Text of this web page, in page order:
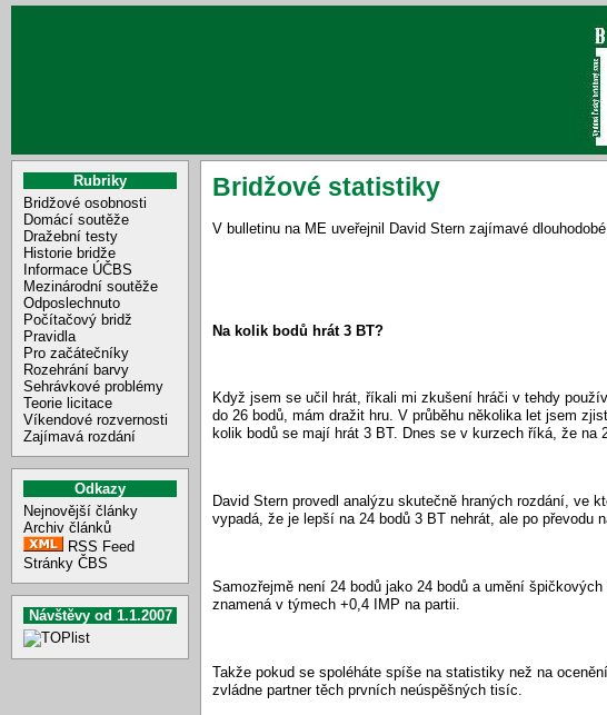
Rubriky
Bridžové osobnosti
Domácí soutěže
Dražební testy
Historie bridže
Informace ÚČBS
Mezinárodní soutěže
Odposlechnuto
Počítačový bridž
Pravidla
Pro začátečníky
Rozehrání barvy
Sehrávkové problémy
Teorie licitace
Víkendové rozvernosti
Zajímavá rozdání
Odkazy
Nejnovější články
Archiv článků
RSS Feed
Stránky ČBS
Návštěvy od 1.1.2007
Bridžové statistiky
V bulletinu na ME uveřejnil David Stern zajímavé
Na kolik bodů hrát 3 BT?
Když jsem se učil hrát, říkali mi zkušení hráči v tehdy
do 26 bodů, mám dražit hru. V průběhu několika let jsem
kolik bodů se mají hrát 3 BT. Dnes se v kurzech říká, že
David Stern provedl analýzu skutečně hraných rozdání, ve
vypadá, že je lepší na 24 bodů 3 BT nehrát, ale po
Samozřejmě není 24 bodů jako 24 bodů a umění
znamená v týmech +0,4 IMP na partii.
Takže pokud se spoléháte spíše na statistiky než na
zvládne partner těch prvních neúspěšných tisíc.